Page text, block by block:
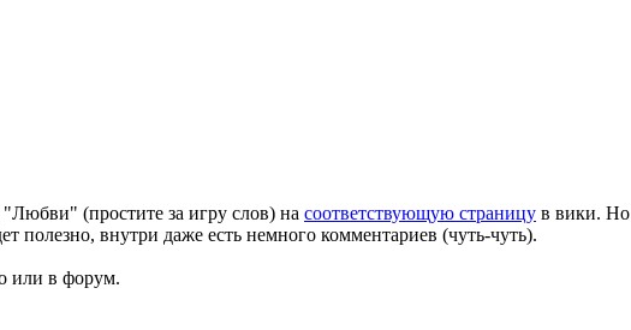
(простите за игру слов) на соответствующую страницу в вики. Но
полезно, внутри даже есть немного комментариев (чуть-чуть).
или в форум.